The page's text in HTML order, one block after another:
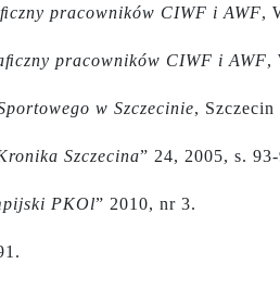
pracowników CIWF i AWF,
pracowników CIWF i AWF,
w Szczecinie, Szczecin
Szczecina” 24, 2005, s.
PKOl” 2010, nr 3.